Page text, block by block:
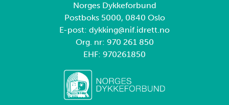
Norges Dykkeforbund
Postboks 5000, 0840 Oslo
E-post: dykking@nif.idrett.no
Org. nr: 970 261 850
EHF: 970261850